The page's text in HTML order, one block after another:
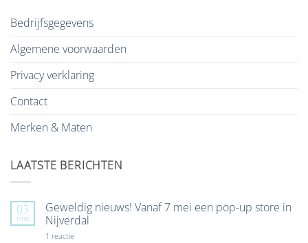
Bedrijfsgegevens
Algemene voorwaarden
Privacy verklaring
Contact
Merken & Maten
LAATSTE BERICHTEN
03
mei
Geweldig nieuws! Vanaf 7 mei een pop-up store in
Nijverdal
1 reactieop